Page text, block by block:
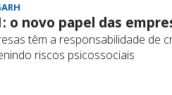
o novo papel das
têm a responsabilidade de
riscos psicossociais